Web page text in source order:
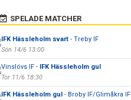
SPELADE MATCHER
IFK Hässleholm svart- Treby IF
Sön 14/6 13:00
Vinslövs IF - IFK Hässleholm gul
Tor 11/6 18:30
IFK Hässleholm gul- Broby IF/Glimåkra IF